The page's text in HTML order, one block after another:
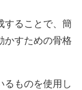
することで、簡
かすための骨格
るものを使用し